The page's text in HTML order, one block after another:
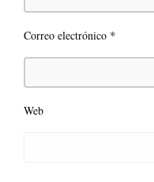
Correo electrónico *
Web